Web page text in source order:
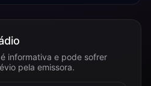
informativa e pode sofrer
pela emissora.